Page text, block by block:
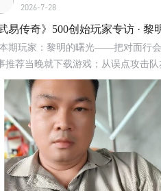
2026-7-28
武易传奇》500创始玩家专访 ·
期玩家：黎明的曙光——把对面行会
推荐当晚就下载游戏；从误点攻击